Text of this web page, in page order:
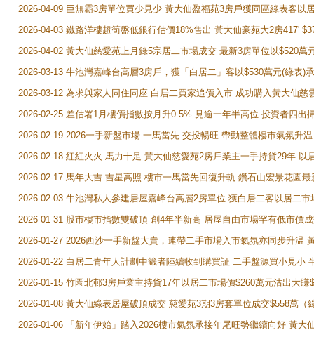
2026-04-09 巨無霸3房單位買少見少 黃大仙盈福苑3房戶獲同區綠表客以
2026-04-03 鐵路洋樓超筍盤低銀行估價18%售出 黃大仙豪苑大2房417'
2026-04-02 黃大仙慈愛苑上月錄5宗居二市場成交 最新3房單位以$520萬
2026-03-13 牛池灣嘉峰台高層3房戶，獲「白居二」客以$530萬元(綠表)
2026-03-12 為求與家人同住同座 白居二買家追價入市 成功購入黃大仙
2026-02-25 差估署1月樓價指數按月升0.5% 見逾一年半高位 投資者四
2026-02-19 2026一手新盤市場 一馬當先 交投暢旺 帶動整體樓市氣氛升
2026-02-18 紅紅火火 馬力十足 黃大仙慈愛苑2房戶業主一手持貨29年 以
2026-02-17 馬年大吉 吉星高照 樓市一馬當先回復升軌 鑽石山宏景花園
2026-02-03 牛池灣私人參建居屋嘉峰台高層2房單位 獲白居二客以居二市
2026-01-31 股市樓市指數雙破頂 創4年半新高 居屋自由市場罕有低市價
2026-01-27 2026西沙一手新盤大賣，連帶二手市場入市氣氛亦同步升温
2026-01-22 白居二青年人計劃中籤者陸續收到購買証 二手盤源買小見小
2026-01-15 竹園北邨3房戶業主持貨17年以居二市場價$260萬元沽出大賺
2026-01-08 黃大仙綠表居屋破頂成交 慈愛苑3期3房套單位成交$558萬（
2026-01-06 「新年伊始」踏入2026樓市氣氛承接年尾旺勢繼續向好 黃